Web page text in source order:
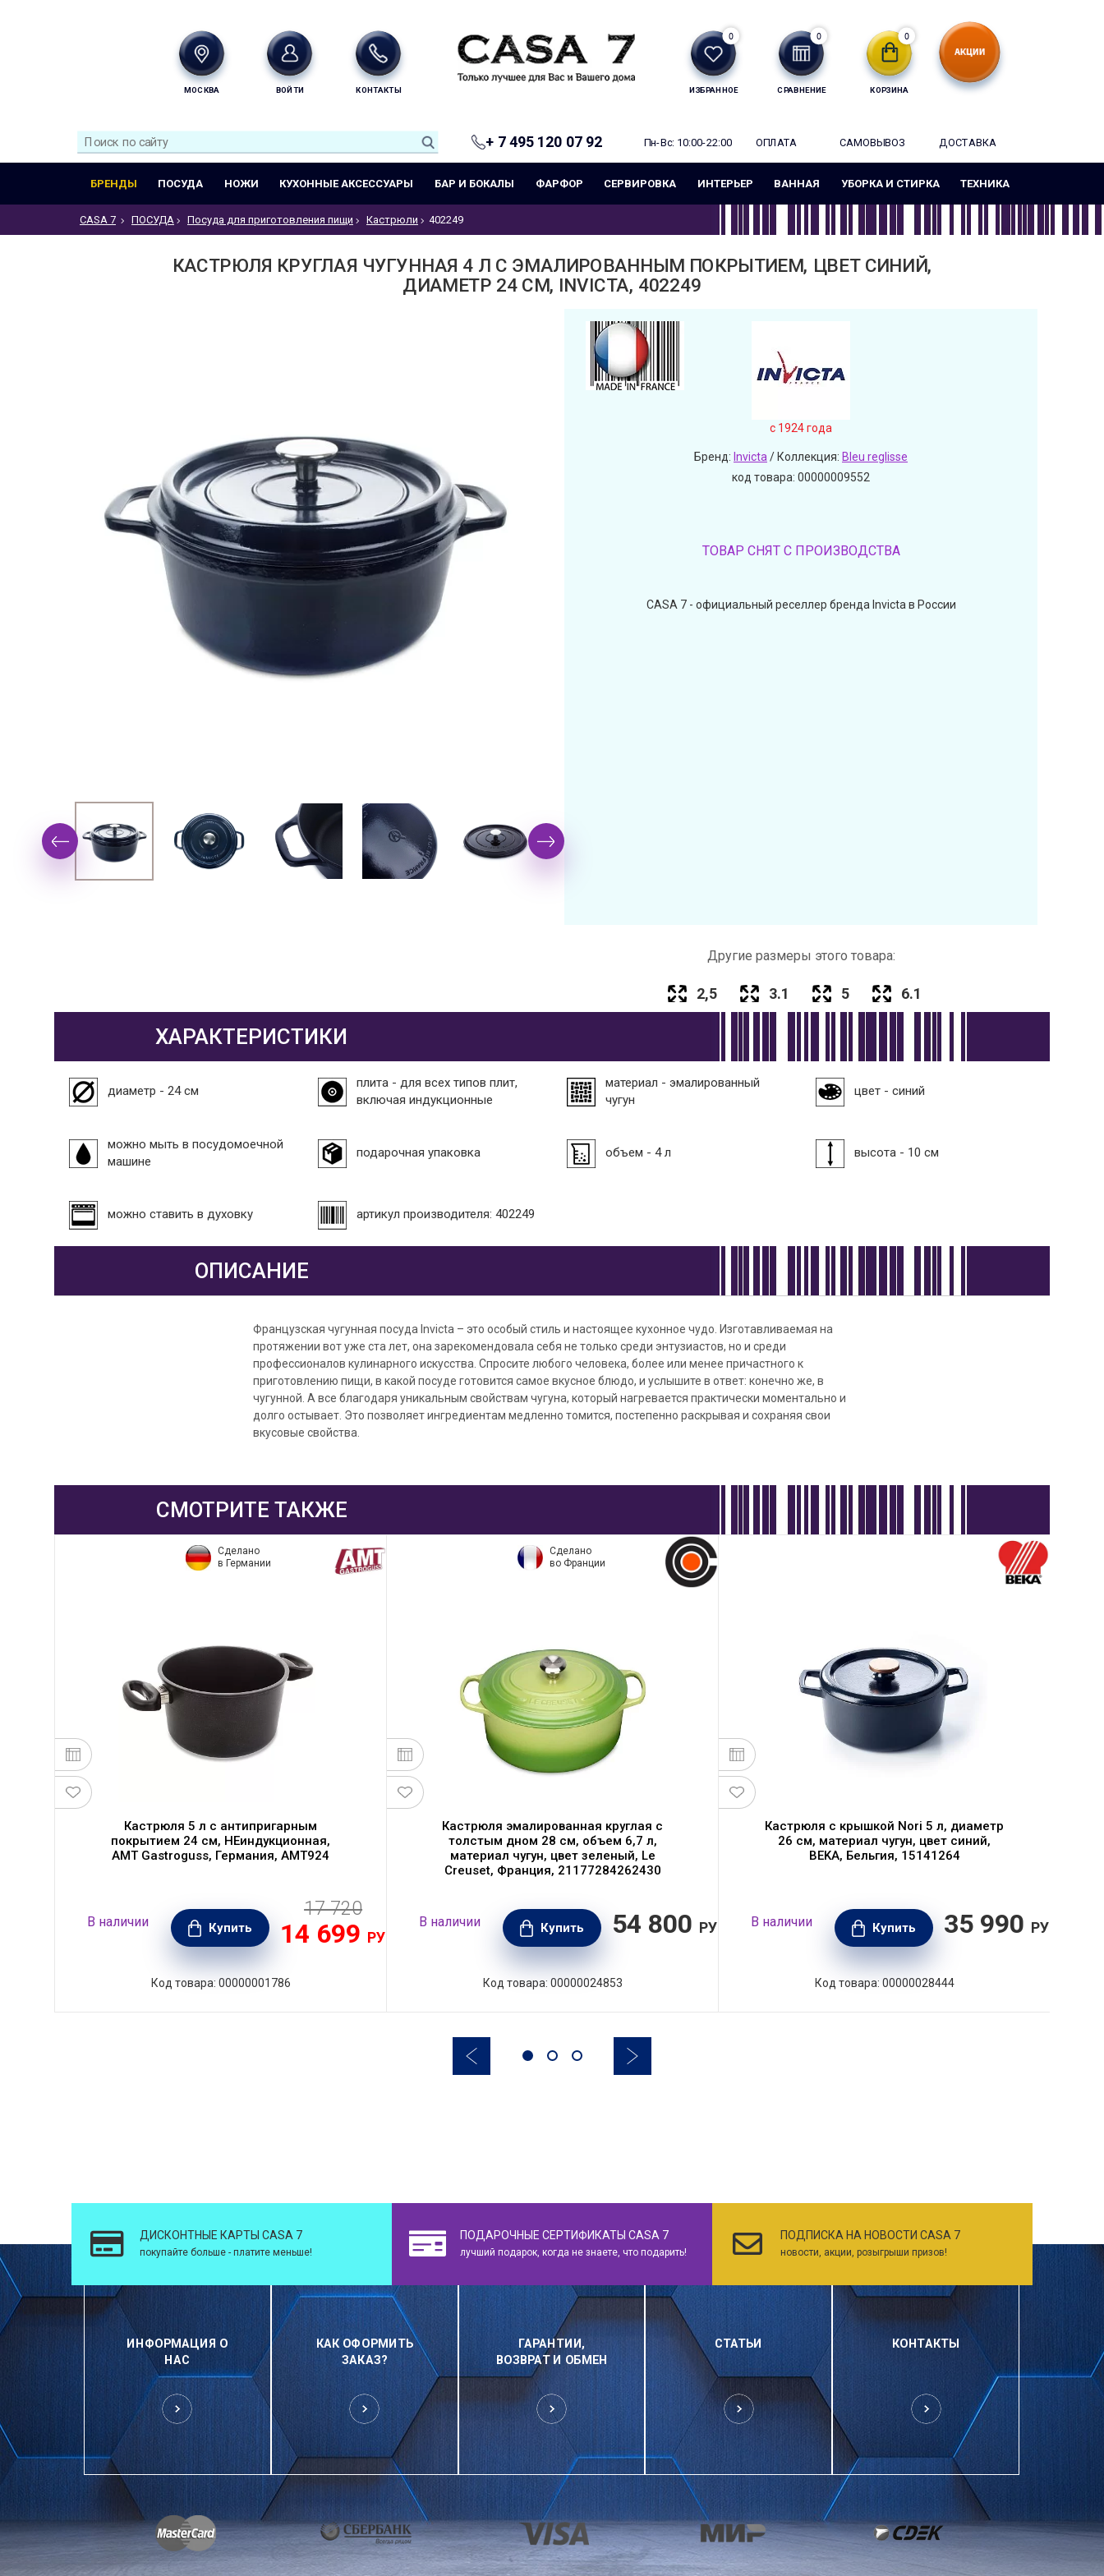
МОСКВА ВОЙТИ КОНТАКТЫ ИЗБРАННОЕ
0
СРАВНЕНИЕ
0
КОРЗИНА
0
+ 7 495 120 07 92 Пн-Вс: 10:00-22:00 ОПЛАТА САМОВЫВОЗ ДОСТАВКА
БРЕНДЫ ПОСУДА НОЖИ КУХОННЫЕ АКСЕССУАРЫ БАР И БОКАЛЫ ФАРФОР СЕРВИРОВКА ИНТЕРЬЕР ВАННАЯ УБОРКА И СТИРКА ТЕХНИКА
CASA 7 ПОСУДА Посуда для приготовления пищи Кастрюли 402249
КАСТРЮЛЯ КРУГЛАЯ ЧУГУННАЯ 4 Л С ЭМАЛИРОВАННЫМ ПОКРЫТИЕМ, ЦВЕТ СИНИЙ,
ДИАМЕТР 24 СМ, INVICTA, 402249
c 1924 года
Бренд: Invicta / Коллекция: Bleu reglisse
код товара: 00000009552
ТОВАР СНЯТ С ПРОИЗВОДСТВА
CASA 7 - официальный реселлер бренда Invicta в России
Другие размеры этого товара:
2,5 3.1 5 6.1
ХАРАКТЕРИСТИКИ
диаметр - 24 см
плита - для всех типов плит,
включая индукционные
материал - эмалированный
чугун
цвет - синий
можно мыть в посудомоечной
машине
подарочная упаковка объем - 4 л высота - 10 см
можно ставить в духовку артикул производителя: 402249
ОПИСАНИЕ
Французская чугунная посуда Invicta – это особый стиль и настоящее кухонное чудо. Изготавливаемая на
протяжении вот уже ста лет, она зарекомендовала себя не только среди энтузиастов, но и среди
профессионалов кулинарного искусства. Спросите любого человека, более или менее причастного к
приготовлению пищи, в какой посуде готовится самое вкусное блюдо, и услышите в ответ: конечно же, в
чугунной. А все благодаря уникальным свойствам чугуна, который нагревается практически моментально и
долго остывает. Это позволяет ингредиентам медленно томится, постепенно раскрывая и сохраняя свои
вкусовые свойства.
СМОТРИТЕ ТАКЖЕ
Сделано
в Германии
Кастрюля 5 л с антипригарным
покрытием 24 см, НЕиндукционная,
AMT Gastroguss, Германия, AMT924
В наличии Купить
17 720
14 699 РУБ.
Код товара: 00000001786
Сделано
во Франции
Кастрюля эмалированная круглая с
толстым дном 28 см, объем 6,7 л,
материал чугун, цвет зеленый, Le
Creuset, Франция, 21177284262430
В наличии Купить 54 800 РУБ.
Код товара: 00000024853
Кастрюля с крышкой Nori 5 л, диаметр
26 см, материал чугун, цвет синий,
BEKA, Бельгия, 15141264
В наличии Купить 35 990 РУБ.
Код товара: 00000028444
ДИСКОНТНЫЕ КАРТЫ CASA 7
покупайте больше - платите меньше!
ПОДАРОЧНЫЕ СЕРТИФИКАТЫ CASA 7
лучший подарок, когда не знаете, что подарить!
ПОДПИСКА НА НОВОСТИ CASA 7
новости, акции, розыгрыши призов!
ИНФОРМАЦИЯ О
НАС
КАК ОФОРМИТЬ
ЗАКАЗ?
ГАРАНТИИ,
ВОЗВРАТ И ОБМЕН
СТАТЬИ КОНТАКТЫ